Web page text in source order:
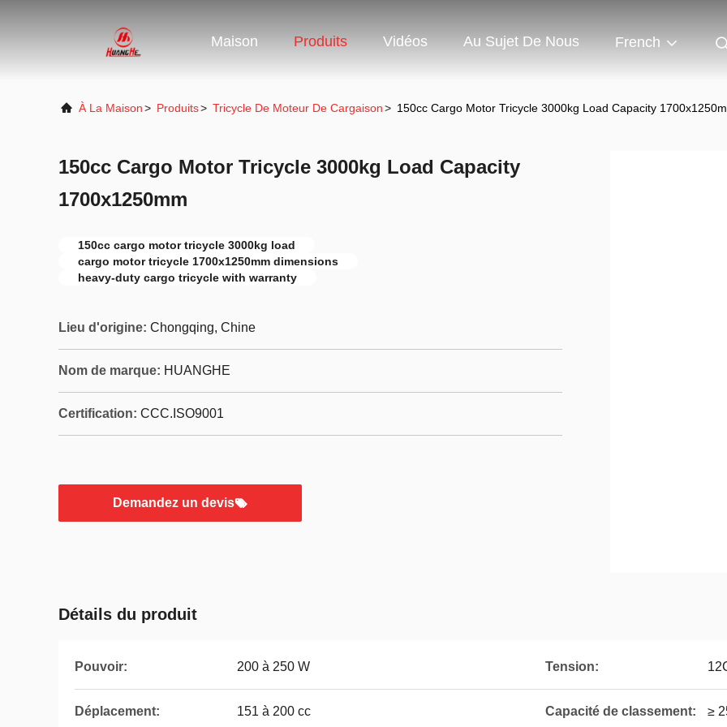
Maison Produits Vidéos Au Sujet De Nous French
À La Maison> Produits> Tricycle De Moteur De Cargaison> 150cc Cargo Motor Tricycle 3000kg Load Capacity
150cc Cargo Motor Tricycle 3000kg Load Capacity
1700x1250mm
150cc cargo motor tricycle 3000kg load
cargo motor tricycle 1700x1250mm dimensions
heavy-duty cargo tricycle with warranty
Lieu d'origine: Chongqing, Chine
Nom de marque: HUANGHE
Certification: CCC.ISO9001
Demandez un devis
Détails du produit
Pouvoir: 200 à 250 W Tension:
Déplacement: 151 à 200 cc Capacité de classement: ≥